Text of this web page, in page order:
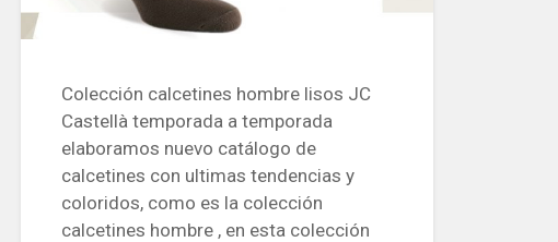
Colección calcetines hombre lisos JC
Castellà temporada a temporada
elaboramos nuevo catálogo de
calcetines con ultimas tendencias y
coloridos, como es la colección
calcetines hombre , en esta colección